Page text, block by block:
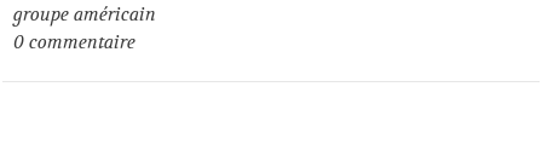
groupe américain
0 commentaire